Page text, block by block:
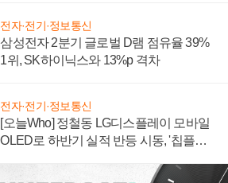
전자·전기·정보통신
삼성전자 2분기 글로벌 D램 점유율 39%
1위, SK하이닉스와 13%p 격차
전자·전기·정보통신
[오늘Who] 정철동 LG디스플레이 모바일
OLED로 하반기 실적 반등 시동, '칩플레